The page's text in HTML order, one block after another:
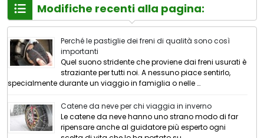
Modifiche recenti alla pagina:
Perché le pastiglie dei freni di qualità sono così
importanti
Quel suono stridente che proviene dai freni usurati è
straziante per tutti noi. A nessuno piace sentirlo,
specialmente durante un viaggio in famiglia o nelle …
Catene da neve per chi viaggia in inverno
Le catene da neve hanno uno strano modo di far
ripensare anche al guidatore più esperto ogni